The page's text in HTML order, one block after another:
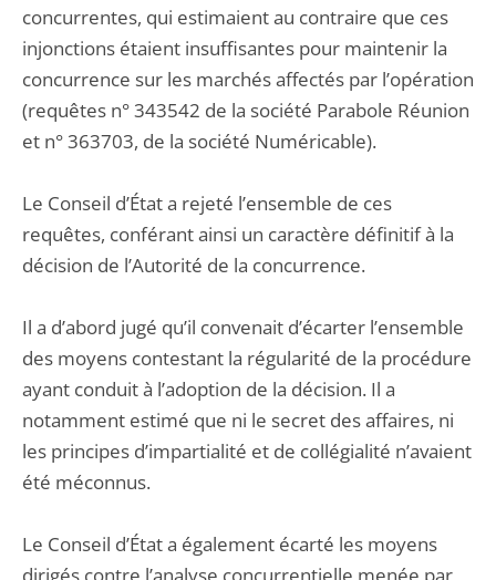
concurrentes, qui estimaient au contraire que ces
injonctions étaient insuffisantes pour maintenir la
concurrence sur les marchés affectés par l’opération
(requêtes n° 343542 de la société Parabole Réunion
et n° 363703, de la société Numéricable).
Le Conseil d’État a rejeté l’ensemble de ces
requêtes, conférant ainsi un caractère définitif à la
décision de l’Autorité de la concurrence.
Il a d’abord jugé qu’il convenait d’écarter l’ensemble
des moyens contestant la régularité de la procédure
ayant conduit à l’adoption de la décision. Il a
notamment estimé que ni le secret des affaires, ni
les principes d’impartialité et de collégialité n’avaient
été méconnus.
Le Conseil d’État a également écarté les moyens